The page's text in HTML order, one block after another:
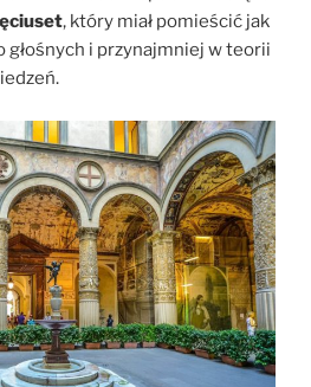
, który miał pomieścić jak
i przynajmniej w teorii